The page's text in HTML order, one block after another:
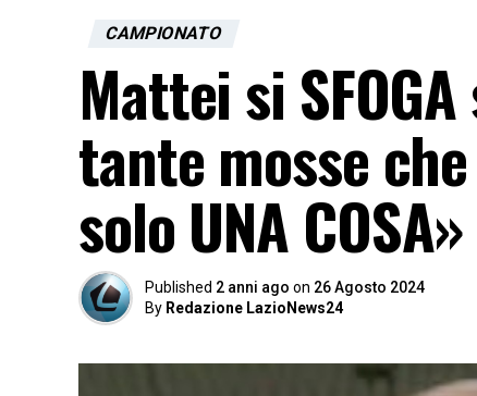
CAMPIONATO
Mattei si
tante mosse che
solo UNA COSA»
Published 2 anni ago on 26 Agosto 2024
By Redazione LazioNews24